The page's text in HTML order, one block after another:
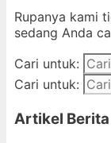
Rupanya kami
sedang Anda
Cari untuk:
Cari untuk:
Artikel Berita